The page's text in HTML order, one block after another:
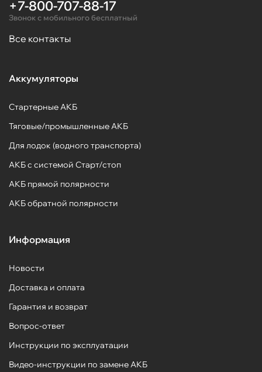
+7-800-707-88-17
Звонок с мобильного бесплатный
Все контакты
Аккумуляторы
Стартерные АКБ
Тяговые/промышленные АКБ
Для лодок (водного транспорта)
АКБ с системой Старт/стоп
АКБ прямой полярности
АКБ обратной полярности
Информация
Новости
Доставка и оплата
Гарантия и возврат
Вопрос-ответ
Инструкции по эксплуатации
Видео-инструкции по замене АКБ